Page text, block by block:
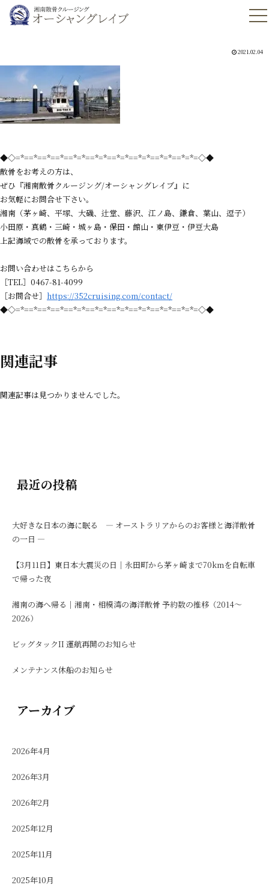
2021.02.04
◆◇=*==*==*==*==*=*==*=*==*=*==*=*==*=*==*=*=◇◆
散骨をお考えの方は、
ぜひ『湘南散骨クルージング/オーシャングレイブ』に
お気軽にお問合せ下さい。
湘南（茅ヶ崎、平塚、大磯、辻堂、藤沢、江ノ島、鎌倉、葉山、逗子）
小田原・真鶴・三崎・城ヶ島・保田・館山・東伊豆・伊豆大島
上記海域での散骨を承っております。
お問い合わせはこちらから
［TEL］0467-81-4099
［お問合せ］ https://352cruising.com/contact/
◆◇=*==*==*==*==*=*==*=*==*=*==*=*==*=*==*=*=◇◆
関連記事
関連記事は見つかりませんでした。
最近の投稿
大好きな日本の海に眠る ― オーストラリアからのお客様と海洋散骨
の一日 ―
【3月11日】東日本大震災の日｜永田町から茅ヶ崎まで70kmを自転車
で帰った夜
湘南の海へ帰る｜湘南・相模湾の海洋散骨 予約数の推移（2014〜
2026）
ビッグタックII 運航再開のお知らせ
メンテナンス休船のお知らせ
アーカイブ
2026年4月
2026年3月
2026年2月
2025年12月
2025年11月
2025年10月